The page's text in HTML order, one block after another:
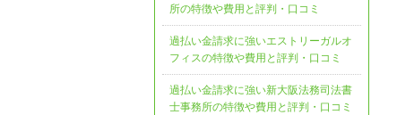
所の特徴や費用と評判・口コミ
過払い金請求に強いエストリーガルオ
フィスの特徴や費用と評判・口コミ
過払い金請求に強い新大阪法務司法書
士事務所の特徴や費用と評判・口コミ